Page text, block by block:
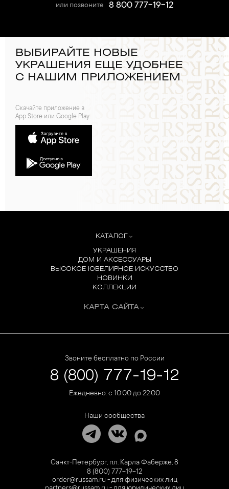
или позвоните 8 800 777-19-12
ВЫБИРАЙТЕ НОВЫЕ
УКРАШЕНИЯ ЕЩЕ УДОБНЕЕ
С НАШИМ ПРИЛОЖЕНИЕМ
Скачайте приложение в
App Store или Google Play:
КАТАЛОГ
УКРАШЕНИЯ
ДОМ И АКСЕССУАРЫ
ВЫСОКОЕ ЮВЕЛИРНОЕ ИСКУССТВО
НОВИНКИ
КОЛЛЕКЦИИ
КАРТА САЙТА
Звоните бесплатно по России
8 (800) 777-19-12
Ежедневно: с 10:00 до 22:00
Наши сообщества
Санкт-Петербург, пл. Карла Фаберже, 8
8 (800) 777-19-12
order@russam.ru - для физических лиц